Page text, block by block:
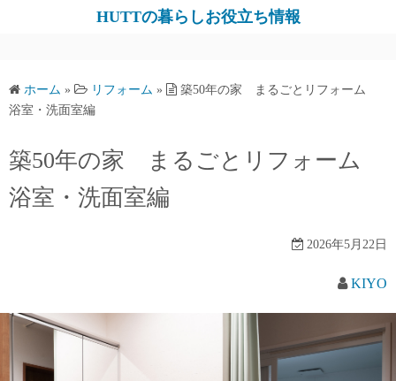
ツ
ス
キ
ッ
HUTTの暮らしお役立ち情報
ホーム » リフォーム »
築50年の家 まるごとリフォーム
浴室・洗面室編
築50年の家 まるごとリフォーム
浴室・洗面室編
2026年5月22日
KIYO